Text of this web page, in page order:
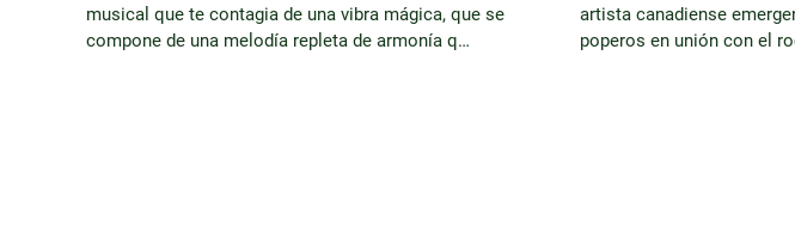
musical que te contagia de una vibra mágica, que se
compone de una melodía repleta de armonía q…
artista canadiense
poperos en unión con el